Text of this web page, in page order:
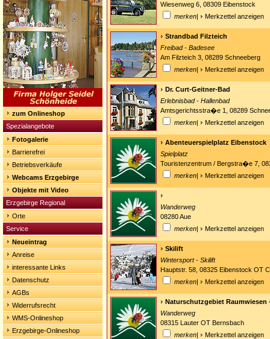
zum Onlineshop
Spezialangebote
Fotogalerie
Barrierefrei
Betriebsverkäufe
Webcams Erzgebirge
Objekte mit Video
Erzgebirge Regional
Orte
Service
Neueintrag
Anreise
interessante Links
Datenschutz
AGBs
Widerrufsrecht
WMS-Onlineshop
Erzgebirge-Onlineshop
Wiesenweg 6, 08309 Eibenstock
merken| Merkzettel anzeigen
Strandbad Filzteich
Freibad - Badesee
Am Filzteich 3, 08289 Schneeberg
merken| Merkzettel anzeigen
Dr. Curt-Geitner-Bad
Erlebnisbad - Hallenbad
Amtsgerichtsstra�e 1, 08289
merken| Merkzettel anzeigen
Abenteuerspielplatz Eibenstock
Spielplatz
Touristenzentrum / Bergstra�e 7,
merken| Merkzettel anzeigen
Wanderweg
08280 Aue
merken| Merkzettel anzeigen
Skilift
Wintersport - Skilift
Hauptstr. 58, 08325 Eibenstock OT
merken| Merkzettel anzeigen
Naturschutzgebiet Raumwiesen
Wanderweg
08315 Lauter OT Bernsbach
merken| Merkzettel anzeigen